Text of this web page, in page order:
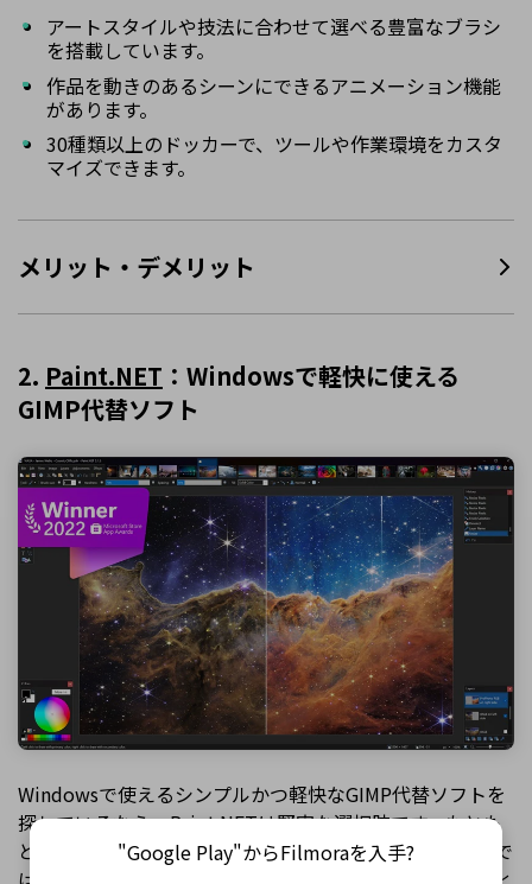
アートスタイルや技法に合わせて選べる豊富なブラシ
を搭載しています。
作品を動きのあるシーンにできるアニメーション機能
があります。
30種類以上のドッカーで、ツールや作業環境をカスタ
マイズできます。
メリット・デメリット
2. Paint.NET ：Windowsで軽快に使える
GIMP代替ソフト
Windowsで使えるシンプルかつ軽快なGIMP代替ソフトを
探しているなら、Paint.NETは堅実な選択肢です。もとも
とはMicrosoft Paintの代替として作られましたが、現在で
"Google Play"からFilmoraを入手?